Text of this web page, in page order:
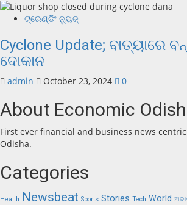
ଟ୍ରେଣ୍ଡିଂ ନ୍ୟୁଜ୍
Cyclone Update; ବାତ୍ୟାରେ
ଦୋକାନ
admin October 23, 2024 0
About Economic
First ever financial and business news
Odisha.
Categories
Health Newsbeat Sports Stories Tech World